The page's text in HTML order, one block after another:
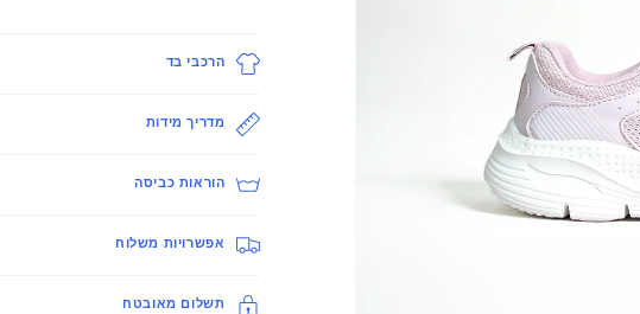
הרכבי בד
מדריך מידות
הוראות כביסה
אפשרויות משלוח
תשלום מאובטח